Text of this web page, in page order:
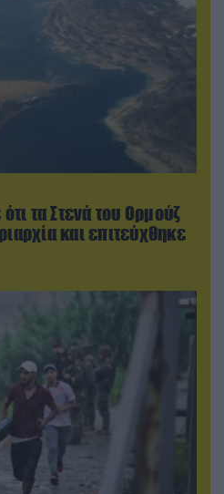
τα Στενά του Ορμούζ
και επιτεύχθηκε